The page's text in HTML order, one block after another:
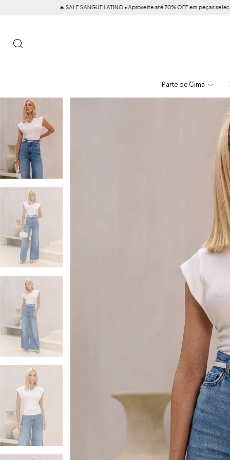
🔥 SALE SANGUE LATINO • Aproveite até 70% OFF em peças selecionadas!
Parte de Cima